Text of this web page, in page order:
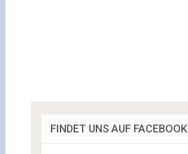
FINDET UNS AUF FACEBOOK